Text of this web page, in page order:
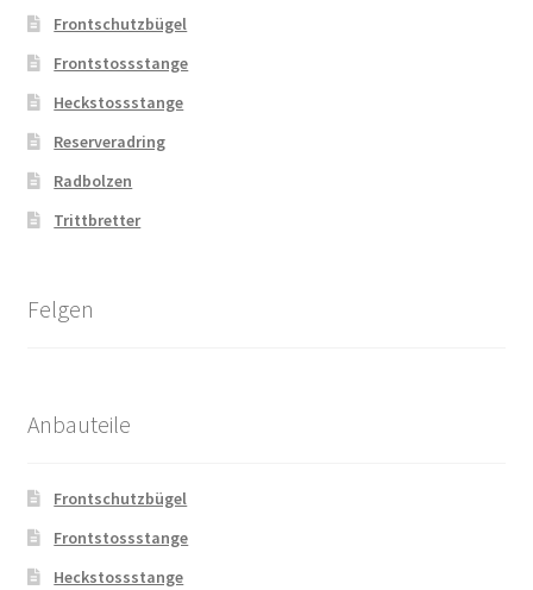
Frontschutzbügel
Frontstossstange
Heckstossstange
Reserveradring
Radbolzen
Trittbretter
Felgen
Anbauteile
Frontschutzbügel
Frontstossstange
Heckstossstange